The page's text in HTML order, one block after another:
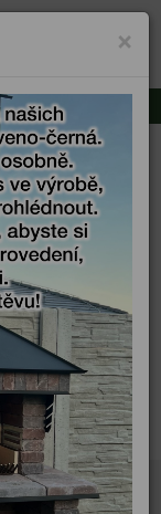
×
ke knihám a
A tak jsem na
kulturu.
čas jsem
mou vášeň k
sledování
textů.